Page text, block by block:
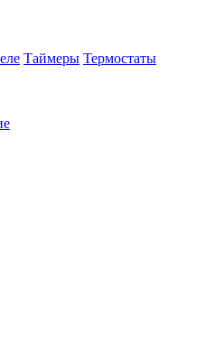
Таймеры Термостаты